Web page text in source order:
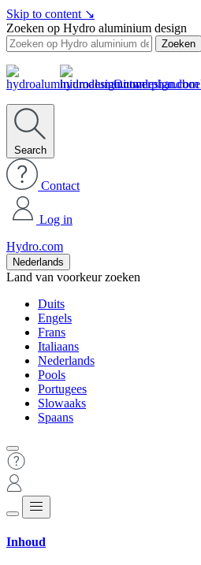
Skip to content ↘
Zoeken op Hydro aluminium design
Zoeken
Search
Contact
Log in
Hydro.com
Nederlands
Land van voorkeur zoeken
Duits
Engels
Frans
Italiaans
Nederlands
Pools
Portugees
Slowaaks
Spaans
Inhoud